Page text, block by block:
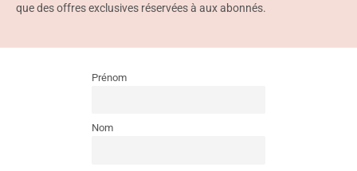
que des offres exclusives réservées à aux abonnés.
Prénom
Nom